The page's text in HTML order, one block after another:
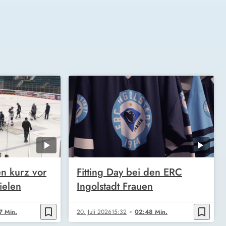
kurz vor
Min. bookmark_border
Fitting Day bei den ERC
Ingolstadt Frauen
20. Juli 202615:32 02:48 Min. bookmark_border